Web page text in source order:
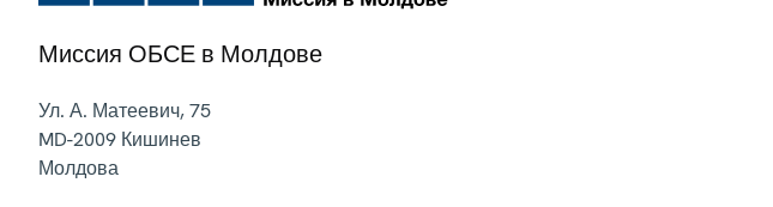
Миссия ОБСЕ в Молдове
Ул. А. Матеевич, 75
MD-2009 Кишинев
Молдова